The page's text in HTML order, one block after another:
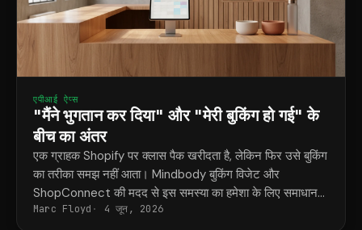
एपीआई ऐप्स
"मैंने भुगतान कर दिया" और "मेरी बुकिंग हो गई" के
बीच का अंतर
एक ग्राहक Shopify पर क्लास पैक खरीदता है, लेकिन फिर उसे बुकिंग
का तरीका समझ नहीं आता। Mindbody बुकिंग विजेट और
ShopConnect की मदद से इस समस्या का हमेशा के लिए समाधान
मिल जाता है।
Marc Floyd 4 जून, 2026